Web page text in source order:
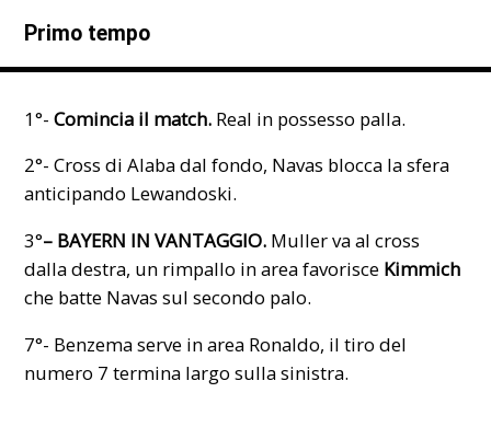
Primo tempo
1°-Comincia il match. Real in possesso palla.
2°- Cross di Alaba dal fondo, Navas blocca la sfera
anticipando Lewandoski.
3°– BAYERN IN VANTAGGIO. Muller va al cross
dalla destra, un rimpallo in area favorisce Kimmich
che batte Navas sul secondo palo.
7°- Benzema serve in area Ronaldo, il tiro del
numero 7 termina largo sulla sinistra.